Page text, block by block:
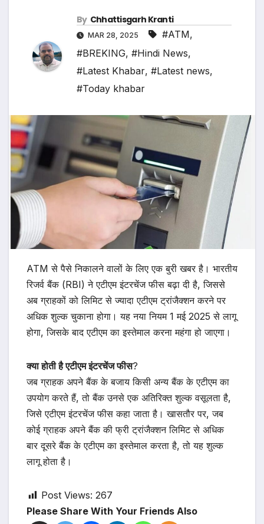
By Chhattisgarh Kranti
MAR 28, 2025 #ATM,
#BREKING, #Hindi News,
#Latest Khabar, #Latest news,
#Today khabar
ATM से पैसे निकालने वालों के लिए एक बुरी खबर है। भारतीय
रिजर्व बैंक (RBI) ने एटीएम इंटरचेंज फीस बढ़ा दी है, जिससे
अब ग्राहकों को लिमिट से ज्यादा एटीएम ट्रांजैक्शन करने पर
अधिक शुल्क चुकाना होगा। यह नया नियम 1 मई 2025 से लागू
होगा, जिसके बाद एटीएम का इस्तेमाल करना महंगा हो जाएगा।
क्या होती है एटीएम इंटरचेंज फीस?
जब ग्राहक अपने बैंक के बजाय किसी अन्य बैंक के एटीएम का
उपयोग करते हैं, तो बैंक उनसे एक अतिरिक्त शुल्क वसूलता है,
जिसे एटीएम इंटरचेंज फीस कहा जाता है। खासतौर पर, जब
कोई ग्राहक अपने बैंक की फ्री ट्रांजैक्शन लिमिट से अधिक
बार दूसरे बैंक के एटीएम का इस्तेमाल करता है, तो यह शुल्क
लागू होता है।
Post Views: 267
Please Share With Your Friends Also